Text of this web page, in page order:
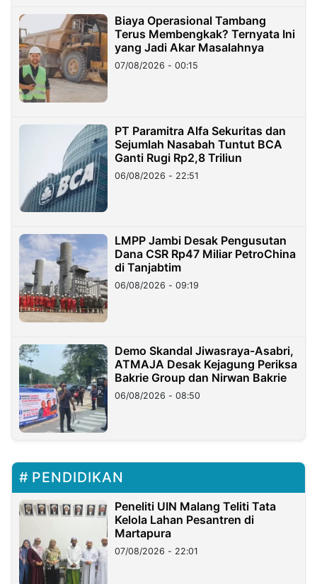
Biaya Operasional Tambang
Terus Membengkak? Ternyata Ini
yang Jadi Akar Masalahnya
07/08/2026 - 00:15
PT Paramitra Alfa Sekuritas dan
Sejumlah Nasabah Tuntut BCA
Ganti Rugi Rp2,8 Triliun
06/08/2026 - 22:51
LMPP Jambi Desak Pengusutan
Dana CSR Rp47 Miliar PetroChina
di Tanjabtim
06/08/2026 - 09:19
Demo Skandal Jiwasraya-Asabri,
ATMAJA Desak Kejagung Periksa
Bakrie Group dan Nirwan Bakrie
06/08/2026 - 08:50
PENDIDIKAN
Peneliti UIN Malang Teliti Tata
Kelola Lahan Pesantren di
Martapura
07/08/2026 - 22:01